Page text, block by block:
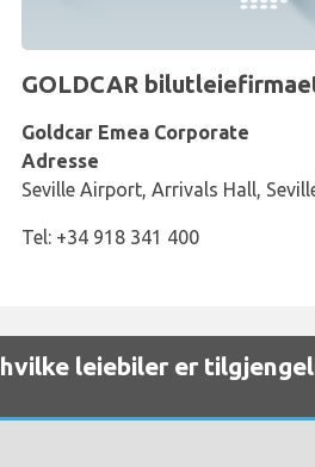
GOLDCAR
Goldcar Emea Corporate
Adresse
Seville Airport, Arrivals Hall,
Tel: +34 918 341 400
hvilke leiebiler er